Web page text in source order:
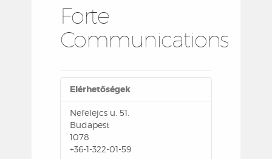
Forte
Communications
Elérhetőségek
Nefelejcs u. 51.
Budapest
1078
+36-1-322-01-59